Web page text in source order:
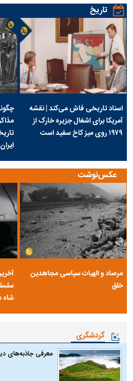
تاریخ
اسناد تاریخی فاش می‌کند | نقشه
آمریکا برای اشغال جزیره خارک از
۱۹۷۹ روی میز کاخ سفید است
عکس‌نوشت
مرصاد و الهیات سیاسی مجاهدین
خلق
شاه
گردشگری
معرفی جاذبه‌های